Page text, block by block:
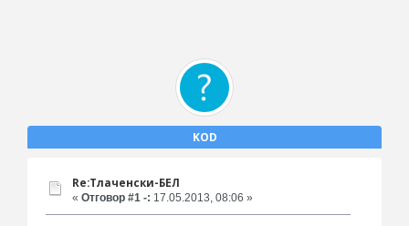
KOD
Re:Тлаченски-БЕЛ
« Отговор #1 -: 17.05.2013, 08:06 »